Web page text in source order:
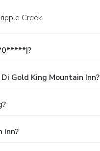
Creek.
Gold King Mountain Inn?
Inn?